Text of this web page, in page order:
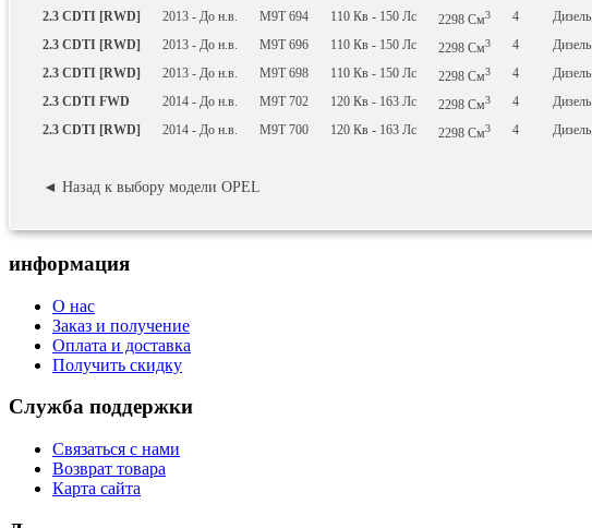
2.3 CDTI [RWD]
2013 - До н.в. M9T 694 110 Кв - 150 Лс 2298 См3 4 Дизель
2.3 CDTI [RWD]
2013 - До н.в. M9T 696 110 Кв - 150 Лс 2298 См3 4 Дизель
2.3 CDTI [RWD]
2013 - До н.в. M9T 698 110 Кв - 150 Лс 2298 См3 4 Дизель
2.3 CDTI FWD
2014 - До н.в. M9T 702 120 Кв - 163 Лс 2298 См3 4 Дизель
2.3 CDTI [RWD]
2014 - До н.в. M9T 700 120 Кв - 163 Лс 2298 См3 4 Дизель
◄ Назад к выбору модели OPEL
информация
О нас
Заказ и получение
Оплата и доставка
Получить скидку
Служба поддержки
Связаться с нами
Возврат товара
Карта сайта